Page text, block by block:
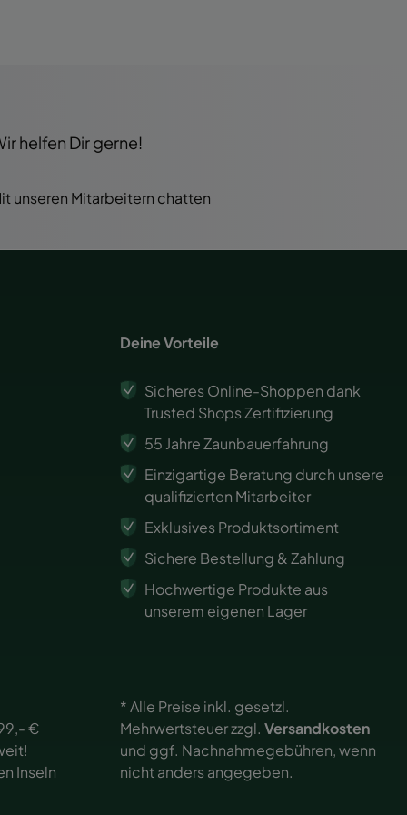
helfen Dir gerne!
unseren Mitarbeitern chatten
Deine Vorteile
Sicheres Online-Shoppen dank
Trusted Shops Zertifizierung
55 Jahre Zaunbauerfahrung
Einzigartige Beratung durch unsere
qualifizierten Mitarbeiter
Exklusives Produktsortiment
Sichere Bestellung & Zahlung
Hochwertige Produkte aus
unserem eigenen Lager
€
Inseln
* Alle Preise inkl. gesetzl.
Mehrwertsteuer zzgl. Versandkosten
und ggf. Nachnahmegebühren, wenn
nicht anders angegeben.